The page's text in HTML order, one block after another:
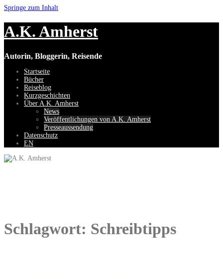
Springe zum Inhalt
A.K. Amherst
Autorin, Bloggerin, Reisende
Startseite
Bücher
Reiseblog
Kurzgeschichten
Über A.K. Amherst
News
Veröffentlichungen von A.K. Amherst
Presseaussendung
Datenschutz
EN
Schlagwort: Schreibtipps